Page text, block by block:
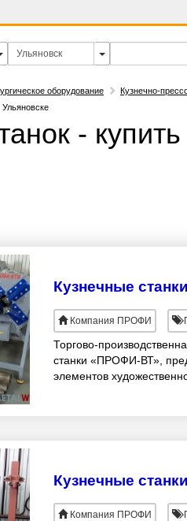
оборудование Кузнечно-
Ульяновске
-
Компания ПРОФИ
Торгово-
станки «ПРОФИ-ВТ»,
элементов
Компания ПРОФИ